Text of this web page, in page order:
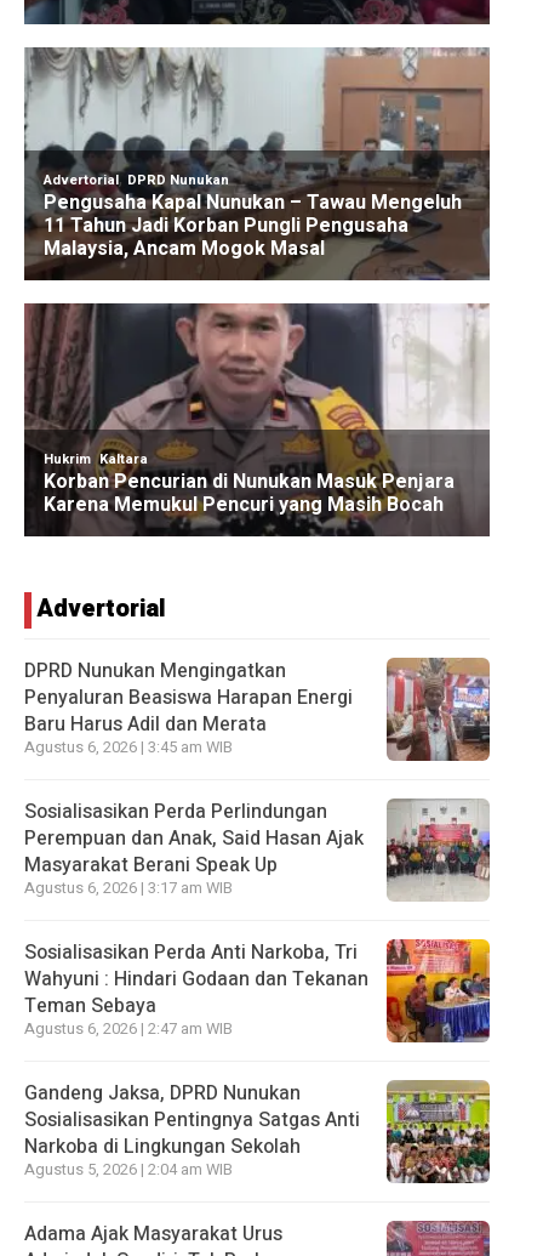
Advertorial
DPRD Nunukan Mengingatkan
Penyaluran Beasiswa Harapan Energi
Baru Harus Adil dan Merata
Agustus 6, 2026 | 3:45 am WIB
Sosialisasikan Perda Perlindungan
Perempuan dan Anak, Said Hasan Ajak
Masyarakat Berani Speak Up
Agustus 6, 2026 | 3:17 am WIB
Sosialisasikan Perda Anti Narkoba, Tri
Wahyuni : Hindari Godaan dan Tekanan
Teman Sebaya
Agustus 6, 2026 | 2:47 am WIB
Gandeng Jaksa, DPRD Nunukan
Sosialisasikan Pentingnya Satgas Anti
Narkoba di Lingkungan Sekolah
Agustus 5, 2026 | 2:04 am WIB
Adama Ajak Masyarakat Urus